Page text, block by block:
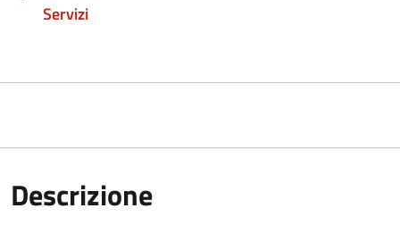
Servizi
Descrizione